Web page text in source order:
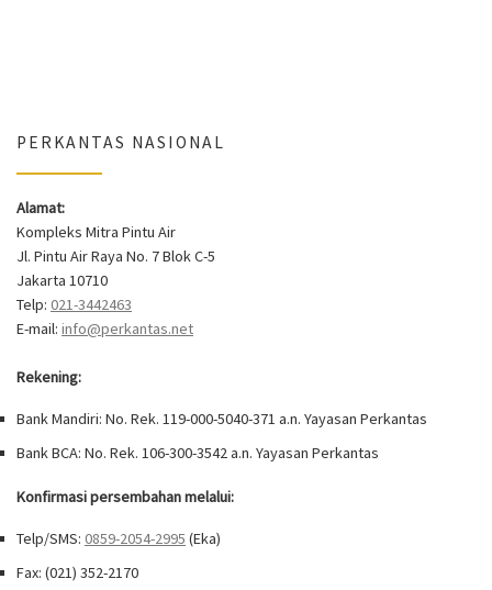
PERKANTAS NASIONAL
Alamat:
Kompleks Mitra Pintu Air
Jl. Pintu Air Raya No. 7 Blok C-5
Jakarta 10710
Telp: 021-3442463
E-mail: info@perkantas.net
Rekening:
Bank Mandiri: No. Rek. 119-000-5040-371 a.n. Yayasan Perkantas
Bank BCA: No. Rek. 106-300-3542 a.n. Yayasan Perkantas
Konfirmasi persembahan melalui:
Telp/SMS: 0859-2054-2995 (Eka)
Fax: (021) 352-2170